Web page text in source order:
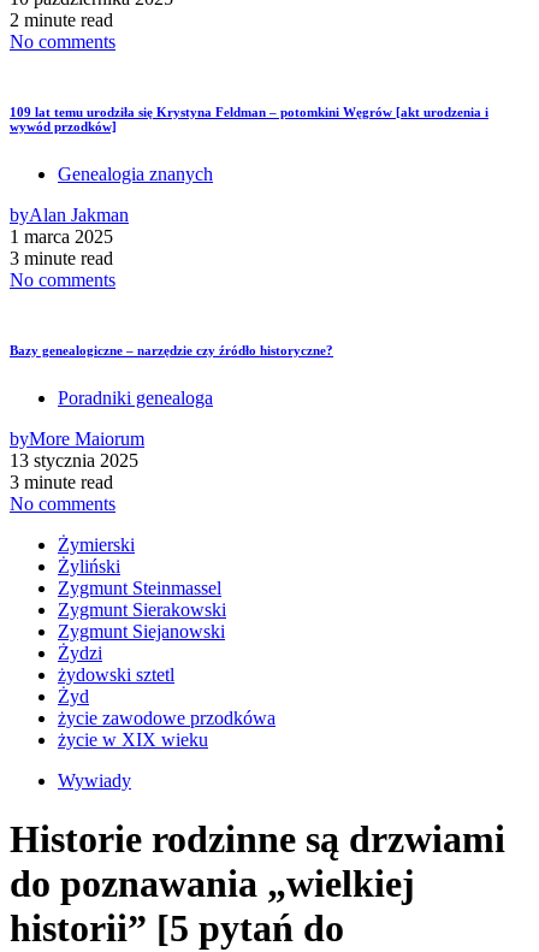
2 minute read
No comments
109 lat temu urodziła się Krystyna Feldman – potomkini Węgrów [akt urodzenia i
wywód przodków]
Genealogia znanych
byAlan Jakman
1 marca 2025
3 minute read
No comments
Bazy genealogiczne – narzędzie czy źródło historyczne?
Poradniki genealoga
byMore Maiorum
13 stycznia 2025
3 minute read
No comments
Żymierski
Żyliński
Zygmunt Steinmassel
Zygmunt Sierakowski
Zygmunt Siejanowski
Żydzi
żydowski sztetl
Żyd
życie zawodowe przodkówa
życie w XIX wieku
Wywiady
Historie rodzinne są drzwiami
do poznawania „wielkiej
historii” [5 pytań do